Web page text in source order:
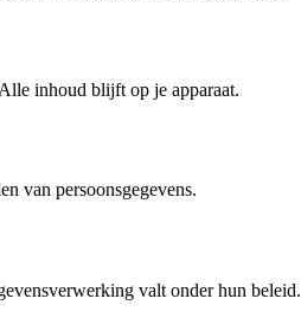
inhoud blijft op je apparaat.
van persoonsgegevens.
valt onder hun beleid.